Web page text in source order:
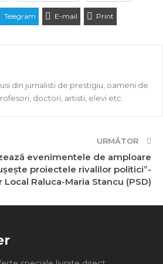
Telegram E-mail Print
din jurnalisti de prestigiu, oameni de
doctori, artisti, elevi etc.
URMĂTOR
evenimentele de amploare
proiectele rivalilor politici”-
Local Raluca-Maria Stancu (PSD)